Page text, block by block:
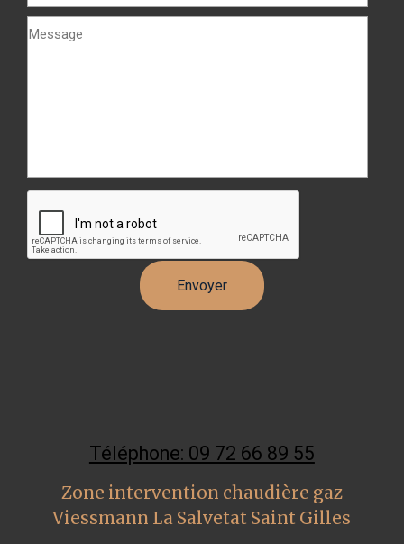
Téléphone: 09 72 66 89 55
Zone intervention chaudière gaz
Viessmann La Salvetat Saint Gilles